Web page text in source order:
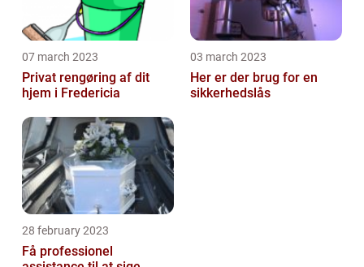
07 march 2023
Privat rengøring af dit
hjem i Fredericia
03 march 2023
Her er der brug for en
sikkerhedslås
28 february 2023
Få professionel